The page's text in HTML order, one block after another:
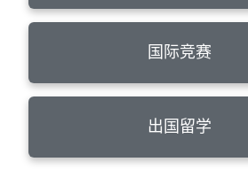
国际竞赛
出国留学